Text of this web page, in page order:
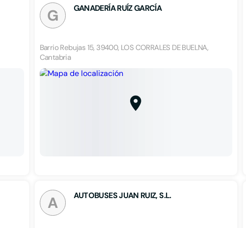
G GANADERÍA RUÍZ GARCÍA
Barrio Rebujas 15, 39400, LOS CORRALES DE BUELNA,
Cantabria
A AUTOBUSES JUAN RUIZ, S.L.